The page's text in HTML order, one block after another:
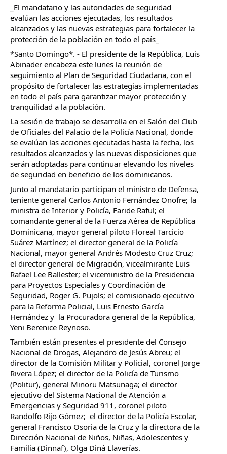
_El mandatario y las autoridades de seguridad
evalúan las acciones ejecutadas, los resultados
alcanzados y las nuevas estrategias para fortalecer la
protección de la población en todo el país_
*Santo Domingo*. - El presidente de la República, Luis
Abinader encabeza este lunes la reunión de
seguimiento al Plan de Seguridad Ciudadana, con el
propósito de fortalecer las estrategias implementadas
en todo el país para garantizar mayor protección y
tranquilidad a la población.
La sesión de trabajo se desarrolla en el Salón del Club
de Oficiales del Palacio de la Policía Nacional, donde
se evalúan las acciones ejecutadas hasta la fecha, los
resultados alcanzados y las nuevas disposiciones que
serán adoptadas para continuar elevando los niveles
de seguridad en beneficio de los dominicanos.
Junto al mandatario participan el ministro de Defensa,
teniente general Carlos Antonio Fernández Onofre; la
ministra de Interior y Policía, Faride Raful; el
comandante general de la Fuerza Aérea de República
Dominicana, mayor general piloto Floreal Tarcicio
Suárez Martínez; el director general de la Policía
Nacional, mayor general Andrés Modesto Cruz Cruz;
el director general de Migración, vicealmirante Luis
Rafael Lee Ballester; el viceministro de la Presidencia
para Proyectos Especiales y Coordinación de
Seguridad, Roger G. Pujols; el comisionado ejecutivo
para la Reforma Policial, Luis Ernesto García
Hernández y  la Procuradora general de la República,
Yeni Berenice Reynoso.
También están presentes el presidente del Consejo
Nacional de Drogas, Alejandro de Jesús Abreu; el
director de la Comisión Militar y Policial, coronel Jorge
Rivera López; el director de la Policía de Turismo
(Politur), general Minoru Matsunaga; el director
ejecutivo del Sistema Nacional de Atención a
Emergencias y Seguridad 911, coronel piloto
Randolfo Rijo Gómez;  el director de la Policía Escolar,
general Francisco Osoria de la Cruz y la directora de la
Dirección Nacional de Niños, Niñas, Adolescentes y
Familia (Dinnaf), Olga Diná Llaverías.